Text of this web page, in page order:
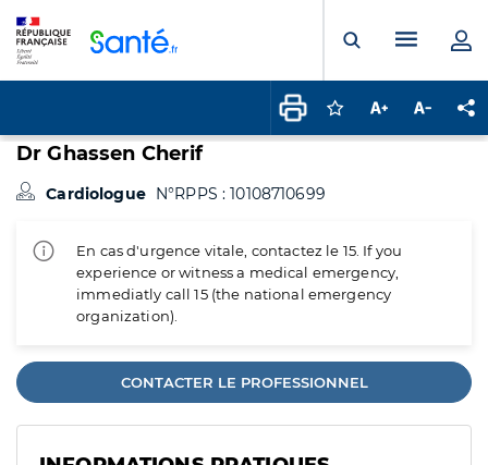
Ouvrir laMenu
Connectez-vous
Augmenter la
Dr Ghassen Cherif
Cardiologue N°RPPS : 10108710699
En cas d'urgence vitale, contactez le 15. If you
experience or witness a medical emergency,
immediatly call 15 (the national emergency
organization).
CONTACTER LE PROFESSIONNEL